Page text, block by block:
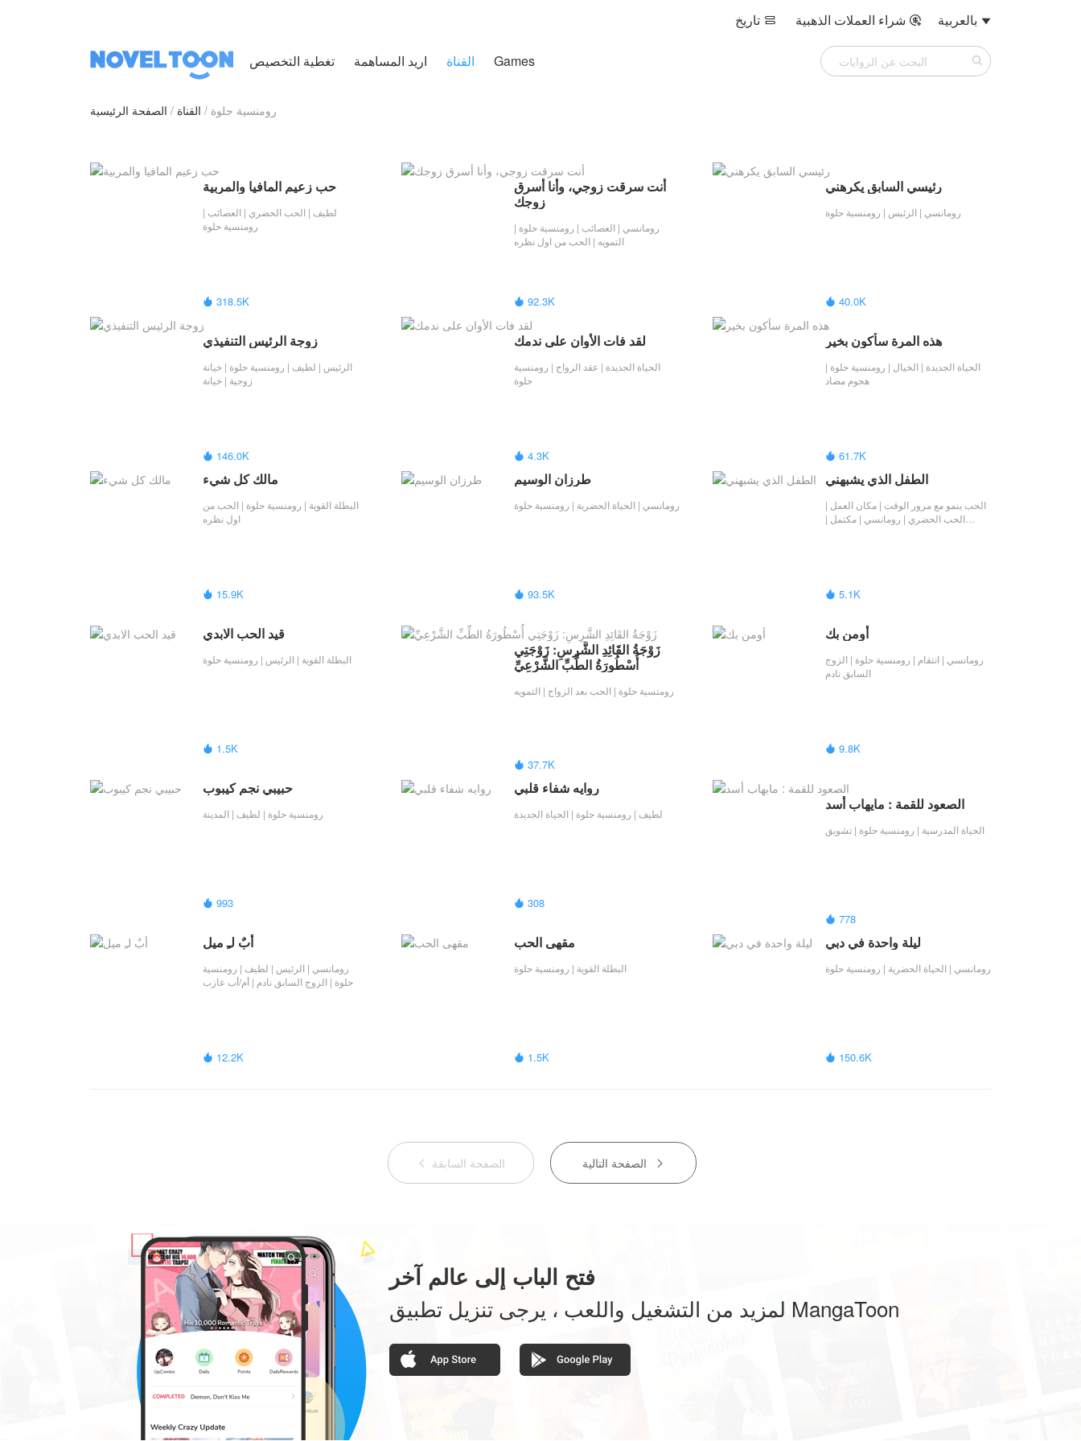
  بالعربية 
القناة اريد المساهمة Games
الصفحة الرئيسية القناة رومنسية حلوة
حب زعيم المافيا والمربية
لطيف | الحب الحضري | العصائب |
رومنسية حلوة
 318.5K
أنت سرقت زوجي، وأنا أسرق
زوجك
رومانسي | العصائب | رومنسية حلوة |
التمويه | الحب من اول نظره
 92.3K
​رئيسي السابق يكرهني
رومانسي | الرئيس | رومنسية حلوة
 40.0K
زوجة الرئيس التنفيذي
الرئيس | لطيف | رومنسية حلوة | خيانة
زوجية | خيانة
 146.0K
لقد فات الأوان على ندمك
الحياة الجديدة | عقد الزواج | رومنسية
حلوة
 4.3K
هذه المرة سأكون بخير
الحياة الجديدة | الخيال | رومنسية حلوة |
هجوم مضاد
 61.7K
مالك كل شيء
البطلة القوية | رومنسية حلوة | الحب من
اول نظره
 15.9K
طرزان الوسيم
رومانسي | الحياة الحضرية | رومنسية حلوة
 93.5K
الطفل الذي يشبهني
الحب ينمو مع مرور الوقت | مكان العمل |
الحب الحضري | رومانسي | مكتمل |
 5.1K
قيد الحب الابدي
البطلة القوية | الرئيس | رومنسية حلوة
 1.5K
زَوْجَةُ القَائِدِ الشَّرِسِ: زَوْجَتِي
أُسْطُورَةُ الطِّبِّ الشَّرْعِيِّ
رومنسية حلوة | الحب بعد الزواج | التمويه
 37.7K
أومن بك
رومانسي | انتقام | رومنسية حلوة | ​الزوج
السابق نادم​​
 9.8K
حبيبي نجم كيبوب
رومنسية حلوة | لطيف | المدينة
 993
روايه شفاء قلبي
لطيف | رومنسية حلوة | الحياة الجديدة
 308
الصعود للقمة : مايهاب أسد
الحياة المدرسية | رومنسية حلوة | تشويق
 778
أبٌ لـِ ميل
رومانسي | الرئيس | لطيف | رومنسية
حلوة | ​الزوج السابق نادم​​ | أم/أب عازب
 12.2K
مقهى الحب
البطلة القوية | رومنسية حلوة
 1.5K
ليلة واحدة في دبي
رومانسي | الحياة الحضرية | رومنسية حلوة
 150.6K
 الصفحة السابقة 
فتح الباب إلى عالم آخر
لمزيد من التشغيل واللعب ، يرجى تنزيل تطبيق MangaToon